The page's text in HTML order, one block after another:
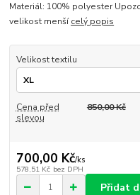
Materiál: 100% polyester
velikost menšícelý popis
Velikost textilu
Cena před
slevou
850,00 Kč
700,00 Kč/ks
578,51 Kč bez DPH
Přidat